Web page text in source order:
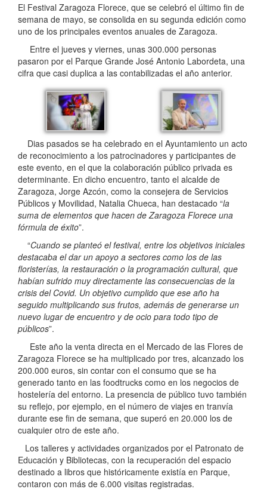
El Festival Zaragoza Florece, que se celebró el último fin de
semana de mayo, se consolida en su segunda edición como
uno de los principales eventos anuales de Zaragoza.
Entre el jueves y viernes, unas 300.000 personas
pasaron por el Parque Grande José Antonio Labordeta, una
cifra que casi duplica a las contabilizadas el año anterior.
Dias pasados se ha celebrado en el Ayuntamiento un acto
de reconocimiento a los patrocinadores y participantes de
este evento, en el que la colaboración público privada es
determinante. En dicho encuentro, tanto el alcalde de
Zaragoza, Jorge Azcón, como la consejera de Servicios
Públicos y Movilidad, Natalia Chueca, han destacado “la
suma de elementos que hacen de Zaragoza Florece una
fórmula de éxito”.
“Cuando se planteó el festival, entre los objetivos iniciales
destacaba el dar un apoyo a sectores como los de las
floristerías, la restauración o la programación cultural, que
habían sufrido muy directamente las consecuencias de la
crisis del Covid. Un objetivo cumplido que ese año ha
seguido multiplicando sus frutos, además de generarse un
nuevo lugar de encuentro y de ocio para todo tipo de
públicos”.
Este año la venta directa en el Mercado de las Flores de
Zaragoza Florece se ha multiplicado por tres, alcanzado los
200.000 euros, sin contar con el consumo que se ha
generado tanto en las foodtrucks como en los negocios de
hostelería del entorno. La presencia de público tuvo también
su reflejo, por ejemplo, en el número de viajes en tranvía
durante ese fin de semana, que superó en 20.000 los de
cualquier otro de este año.
Los talleres y actividades organizados por el Patronato de
Educación y Bibliotecas, con la recuperación del espacio
destinado a libros que históricamente existía en Parque,
contaron con más de 6.000 visitas registradas.